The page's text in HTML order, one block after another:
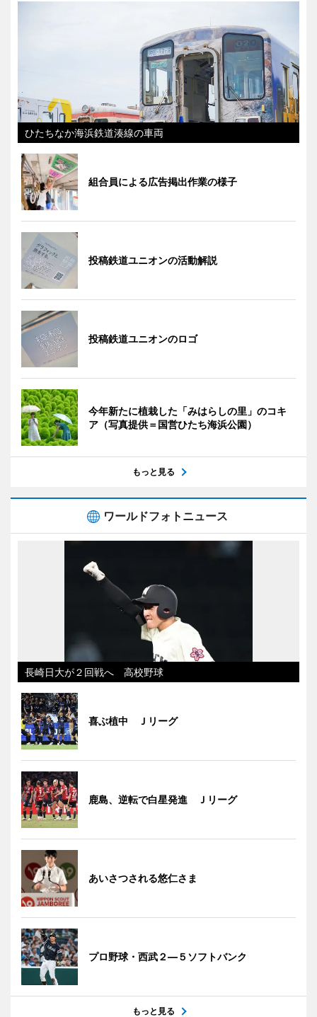
ひたちなか海浜鉄道湊線の車両
組合員による広告掲出作業の様子
投稿鉄道ユニオンの活動解説
投稿鉄道ユニオンのロゴ
今年新たに植栽した「みはらしの里」のコキ
ア（写真提供＝国営ひたち海浜公園）
もっと見る
ワールドフォトニュース
長崎日大が２回戦へ 高校野球
喜ぶ植中 Ｊリーグ
鹿島、逆転で白星発進 Ｊリーグ
あいさつされる悠仁さま
プロ野球・西武２―５ソフトバンク
もっと見る